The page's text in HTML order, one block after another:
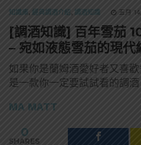
知識庫, 經典調酒介紹 , 調酒知識 五月
[調酒知識] 百年雪茄
– 宛如液態雪茄的現代
如果你是蘭姆酒愛好者又喜
是一款你一定要試試看的調酒
MA MATT
0
SHARES